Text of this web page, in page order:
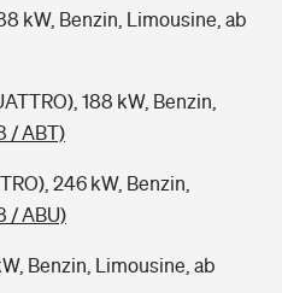
kW, Benzin, Limousine, ab
188 kW, Benzin,
/ ABT)
246 kW, Benzin,
/ ABU)
Benzin, Limousine, ab